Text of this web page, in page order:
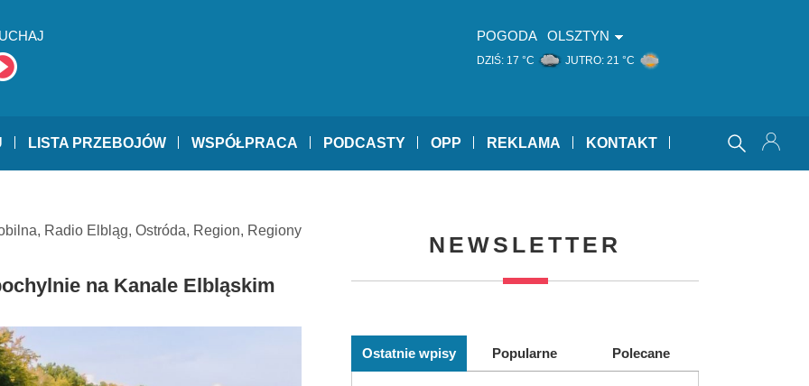
POGODA OLSZTYN
DZIŚ: 17 °C JUTRO: 21 °C
LISTA PRZEBOJÓW WSPÓŁPRACA PODCASTY OPP REKLAMA KONTAKT
, Radio Elbląg, Ostróda, Region, Regiony
na Kanale Elbląskim
NEWSLETTER
Ostatnie wpisy Popularne Polecane